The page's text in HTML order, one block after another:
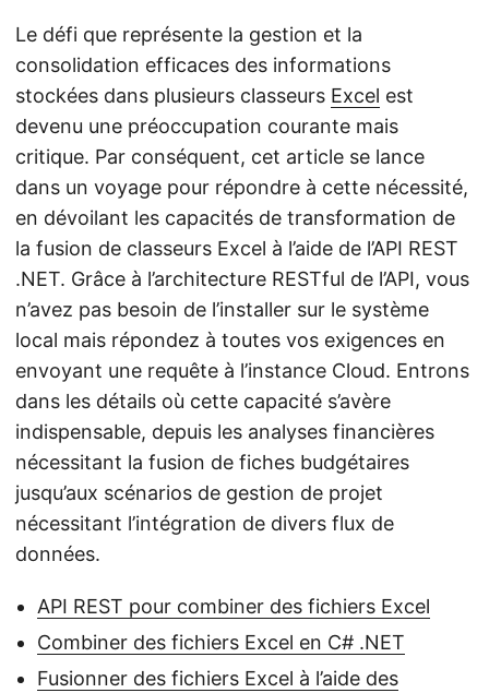
Le défi que représente la gestion et la
consolidation efficaces des informations
stockées dans plusieurs classeurs Excel est
devenu une préoccupation courante mais
critique. Par conséquent, cet article se lance
dans un voyage pour répondre à cette nécessité,
en dévoilant les capacités de transformation de
la fusion de classeurs Excel à l’aide de l’API REST
.NET. Grâce à l’architecture RESTful de l’API, vous
n’avez pas besoin de l’installer sur le système
local mais répondez à toutes vos exigences en
envoyant une requête à l’instance Cloud. Entrons
dans les détails où cette capacité s’avère
indispensable, depuis les analyses financières
nécessitant la fusion de fiches budgétaires
jusqu’aux scénarios de gestion de projet
nécessitant l’intégration de divers flux de
données.
API REST pour combiner des fichiers Excel
Combiner des fichiers Excel en C# .NET
Fusionner des fichiers Excel à l’aide des